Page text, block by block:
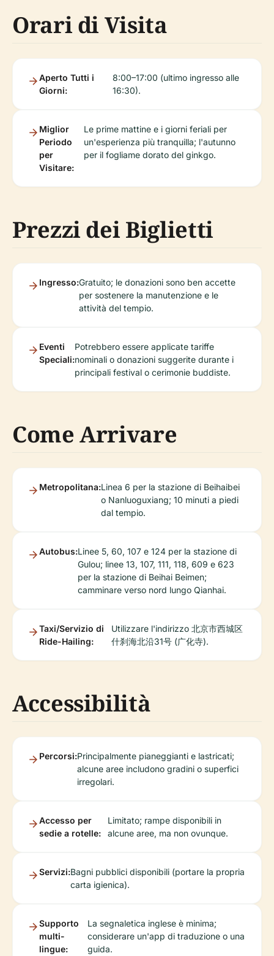
Orari di Visita
Aperto Tutti i
Giorni:
8:00–17:00 (ultimo ingresso alle
16:30).
Miglior
Periodo
per
Visitare:
Le prime mattine e i giorni feriali per
un'esperienza più tranquilla; l'autunno
per il fogliame dorato del ginkgo.
Prezzi dei Biglietti
Ingresso:Gratuito; le donazioni sono ben accette
per sostenere la manutenzione e le
attività del tempio.
Eventi
Speciali:
Potrebbero essere applicate tariffe
nominali o donazioni suggerite durante i
principali festival o cerimonie buddiste.
Come Arrivare
Metropolitana:Linea 6 per la stazione di Beihaibei
o Nanluoguxiang; 10 minuti a piedi
dal tempio.
Autobus:Linee 5, 60, 107 e 124 per la stazione di
Gulou; linee 13, 107, 111, 118, 609 e 623
per la stazione di Beihai Beimen;
camminare verso nord lungo Qianhai.
Taxi/Servizio di
Ride-Hailing:
Utilizzare l'indirizzo 北京市西城区
什刹海北沿31号 (广化寺).
Accessibilità
Percorsi:Principalmente pianeggianti e lastricati;
alcune aree includono gradini o superfici
irregolari.
Accesso per
sedie a rotelle:
Limitato; rampe disponibili in
alcune aree, ma non ovunque.
Servizi:Bagni pubblici disponibili (portare la propria
carta igienica).
Supporto
multi-
lingue:
La segnaletica inglese è minima;
considerare un'app di traduzione o una
guida.